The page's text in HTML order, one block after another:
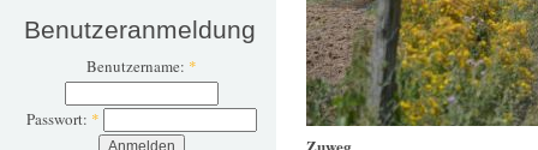
Benutzeranmeldung
Benutzername: *
Passwort: *